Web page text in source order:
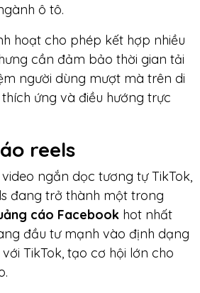
ô tô.
hoạt cho phép kết hợp nhiều
cần đảm bảo thời gian tải
người dùng mượt mà trên di
ứng và điều hướng trực
reels
ngắn dọc tương tự TikTok,
đang trở thành một trong
cáo Facebook hot nhất
đầu tư mạnh vào định dạng
TikTok, tạo cơ hội lớn cho